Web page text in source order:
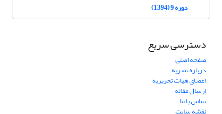
دوره 9 (1394)
دسترسی سریع
صفحه اصلی
درباره نشریه
اعضای هیات تحریریه
ارسال مقاله
تماس با ما
نقشه سایت